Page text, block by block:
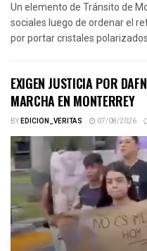
Un elemento de Tránsito de
sociales luego de ordenar el
por portar cristales
EXIGEN JUSTICIA POR
MARCHA EN MONTERREY
BYEDICION_VERITAS 07/08/2026